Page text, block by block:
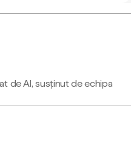
de AI, susținut de echipa